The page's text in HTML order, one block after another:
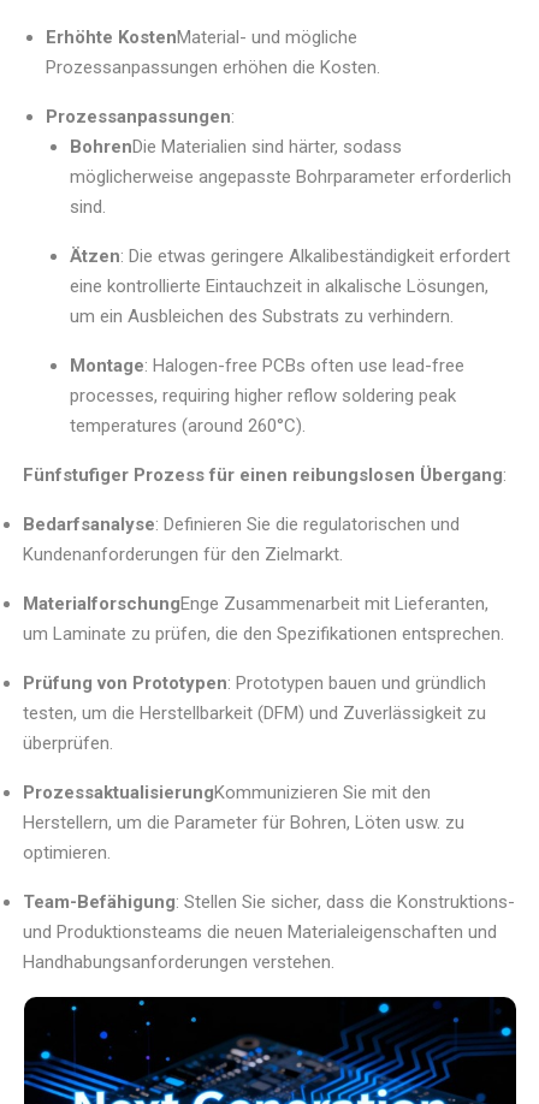
Erhöhte KostenMaterial- und mögliche
Prozessanpassungen erhöhen die Kosten.
Prozessanpassungen:
BohrenDie Materialien sind härter, sodass
möglicherweise angepasste Bohrparameter erforderlich
sind.
Ätzen: Die etwas geringere Alkalibeständigkeit erfordert
eine kontrollierte Eintauchzeit in alkalische Lösungen,
um ein Ausbleichen des Substrats zu verhindern.
Montage: Halogen-free PCBs often use lead-free
processes, requiring higher reflow soldering peak
temperatures (around 260°C).
Fünfstufiger Prozess für einen reibungslosen Übergang:
Bedarfsanalyse: Definieren Sie die regulatorischen und
Kundenanforderungen für den Zielmarkt.
MaterialforschungEnge Zusammenarbeit mit Lieferanten,
um Laminate zu prüfen, die den Spezifikationen entsprechen.
Prüfung von Prototypen: Prototypen bauen und gründlich
testen, um die Herstellbarkeit (DFM) und Zuverlässigkeit zu
überprüfen.
ProzessaktualisierungKommunizieren Sie mit den
Herstellern, um die Parameter für Bohren, Löten usw. zu
optimieren.
Team-Befähigung: Stellen Sie sicher, dass die Konstruktions-
und Produktionsteams die neuen Materialeigenschaften und
Handhabungsanforderungen verstehen.